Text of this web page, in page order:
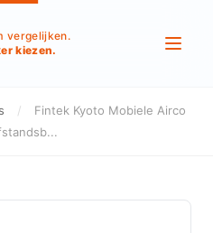
vergelijken.
kiezen.
/
Fintek Kyoto Mobiele Airco